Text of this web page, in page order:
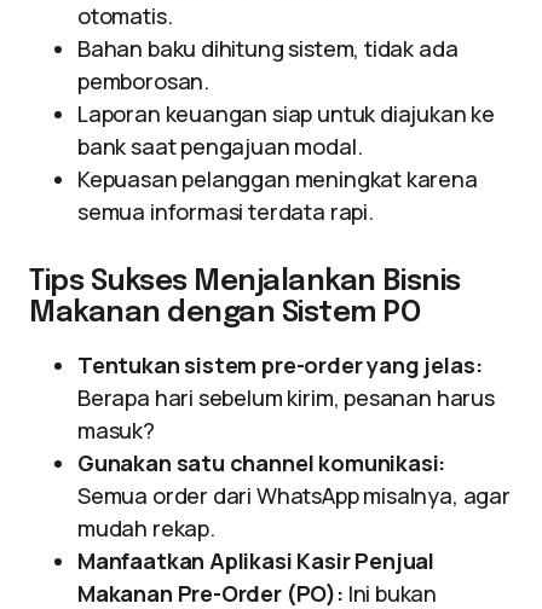
otomatis.
Bahan baku dihitung sistem, tidak ada
pemborosan.
Laporan keuangan siap untuk diajukan ke
bank saat pengajuan modal.
Kepuasan pelanggan meningkat karena
semua informasi terdata rapi.
Tips Sukses Menjalankan Bisnis
Makanan dengan Sistem PO
Tentukan sistem pre-order yang jelas:
Berapa hari sebelum kirim, pesanan harus
masuk?
Gunakan satu channel komunikasi:
Semua order dari WhatsApp misalnya, agar
mudah rekap.
Manfaatkan Aplikasi Kasir Penjual
Makanan Pre-Order (PO): Ini bukan